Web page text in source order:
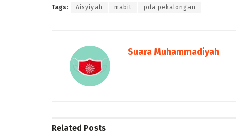
Tags: Aisyiyah mabit pda pekalongan
Suara Muhammadiyah
Related Posts